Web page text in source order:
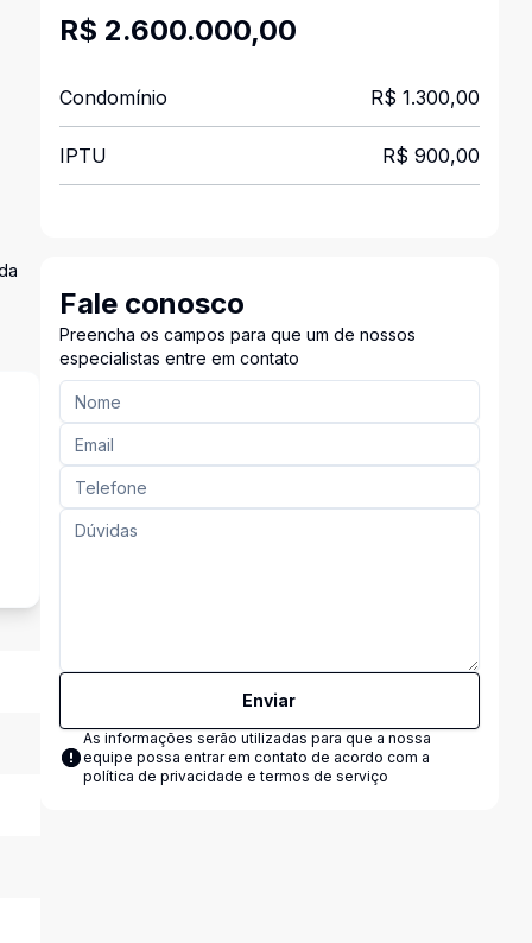
R$ 2.600.000,00
Condomínio R$ 1.300,00
IPTU R$ 900,00
Fale conosco
Preencha os campos para que um de nossos
especialistas entre em contato
Enviar
As informações serão utilizadas para que a nossa
equipe possa entrar em contato de acordo com a
política de privacidade e termos de serviço